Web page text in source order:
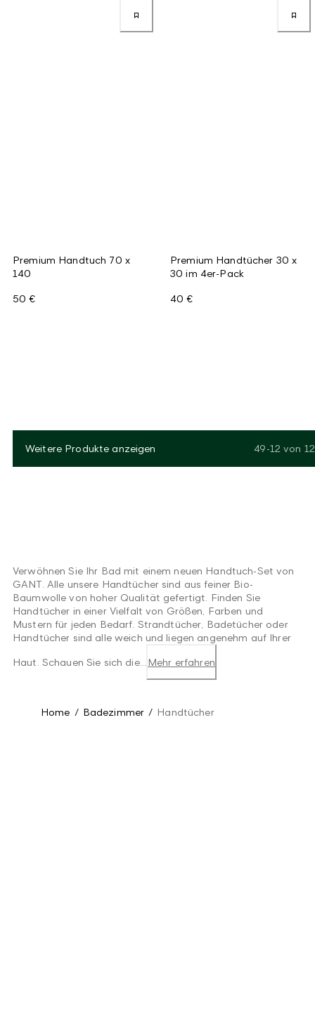
Premium Handtuch 70 x
140
50 €
Premium Handtücher 30 x
30 im 4er-Pack
40 €
Weitere Produkte anzeigen 49-12 von 12
Verwöhnen Sie Ihr Bad mit einem neuen Handtuch-Set von
GANT. Alle unsere Handtücher sind aus feiner Bio-
Baumwolle von hoher Qualität gefertigt. Finden Sie
Handtücher in einer Vielfalt von Größen, Farben und
Mustern für jeden Bedarf. Strandtücher, Badetücher oder
Handtücher sind alle weich und liegen angenehm auf Ihrer
Haut. Schauen Sie sich die... Mehr erfahren
Home / Badezimmer / Handtücher